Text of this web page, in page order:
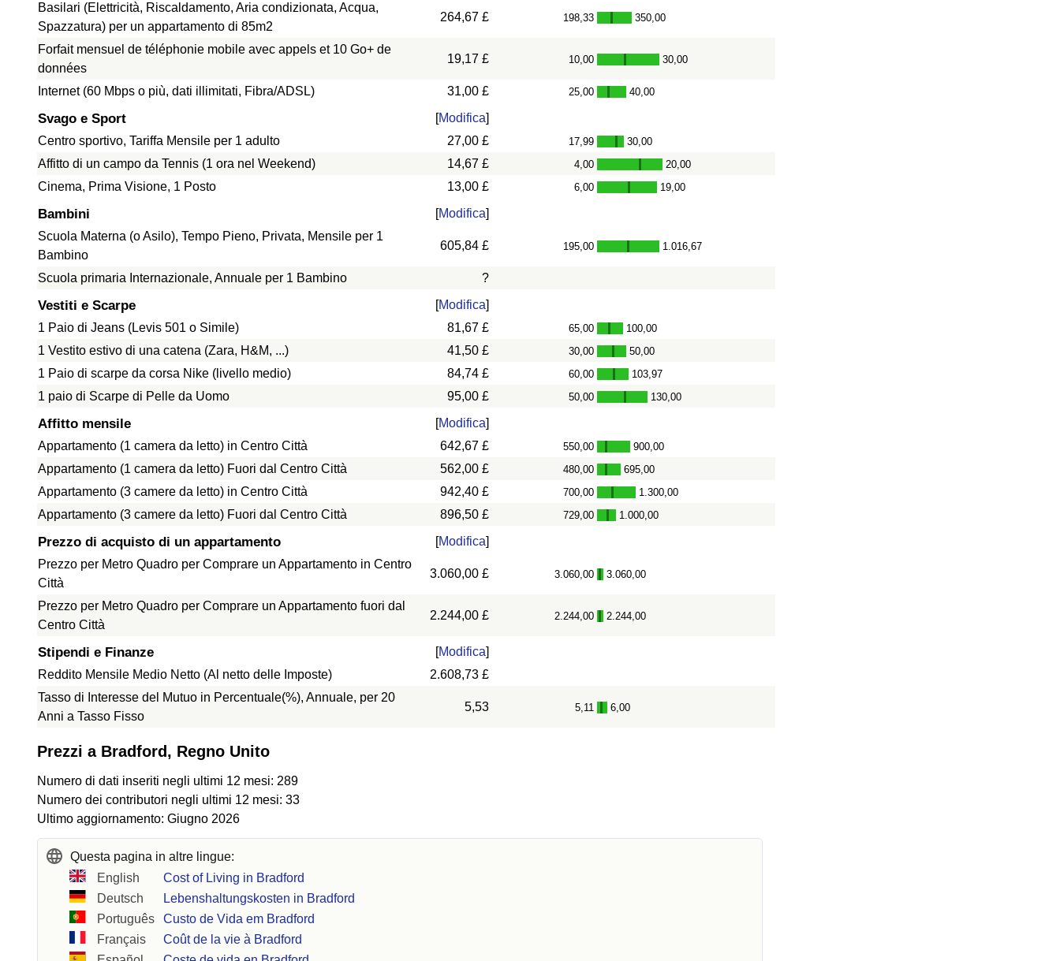
Basilari (Elettricità, Riscaldamento, Aria condizionata, Acqua,
Spazzatura) per un appartamento di 85m2
264,67 £ 198,33 - 350,00
Forfait mensuel de téléphonie mobile avec appels et 10 Go+ de
données
19,17 £ 10,00 - 30,00
Internet (60 Mbps o più, dati illimitati, Fibra/ADSL) 31,00 £ 25,00 - 40,00
Svago e Sport [Modifica]
Centro sportivo, Tariffa Mensile per 1 adulto
27,00 £ 17,99 - 30,00
Affitto di un campo da Tennis (1 ora nel Weekend) 14,67 £ 4,00 - 20,00
Cinema, Prima Visione, 1 Posto 13,00 £ 6,00 - 19,00
Bambini [Modifica]
Scuola Materna (o Asilo), Tempo Pieno, Privata, Mensile per 1
Bambino
605,84 £ 195,00 - 1.016,67
Scuola primaria Internazionale, Annuale per 1 Bambino ?
Vestiti e Scarpe [Modifica]
1 Paio di Jeans (Levis 501 o Simile)
81,67 £ 65,00 - 100,00
1 Vestito estivo di una catena (Zara, H&M, ...) 41,50 £ 30,00 - 50,00
1 Paio di scarpe da corsa Nike (livello medio) 84,74 £ 60,00 - 103,97
1 paio di Scarpe di Pelle da Uomo 95,00 £ 50,00 - 130,00
Affitto mensile [Modifica]
Appartamento (1 camera da letto) in Centro Città
642,67 £ 550,00 - 900,00
Appartamento (1 camera da letto) Fuori dal Centro Città 562,00 £ 480,00 - 695,00
Appartamento (3 camere da letto) in Centro Città 942,40 £ 700,00 - 1.300,00
Appartamento (3 camere da letto) Fuori dal Centro Città 896,50 £ 729,00 - 1.000,00
Prezzo di acquisto di un appartamento [Modifica]
Prezzo per Metro Quadro per Comprare un Appartamento in Centro
Città
3.060,00 £ 3.060,00 - 3.060,00
Prezzo per Metro Quadro per Comprare un Appartamento fuori dal
Centro Città
2.244,00 £ 2.244,00 - 2.244,00
Stipendi e Finanze [Modifica]
Reddito Mensile Medio Netto (Al netto delle Imposte)
2.608,73 £
Tasso di Interesse del Mutuo in Percentuale(%), Annuale, per 20
Anni a Tasso Fisso
5,53 5,11 - 6,00
Prezzi a Bradford, Regno Unito
Numero di dati inseriti negli ultimi 12 mesi: 289
Numero dei contributori negli ultimi 12 mesi: 33
Ultimo aggiornamento: Giugno 2026
Questa pagina in altre lingue:
English
Cost of Living in Bradford
Deutsch
Lebenshaltungskosten in Bradford
Português
Custo de Vida em Bradford
Français
Coût de la vie à Bradford